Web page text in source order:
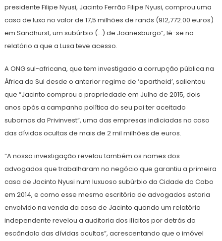
presidente Filipe Nyusi, Jacinto Ferrão Filipe Nyusi, comprou uma
casa de luxo no valor de 17,5 milhões de rands (912,772.00 euros)
em Sandhurst, um subúrbio (…) de Joanesburgo”, lê-se no
relatório a que a Lusa teve acesso.
A ONG sul-africana, que tem investigado a corrupção pública na
África do Sul desde o anterior regime de ‘apartheid’, salientou
que “Jacinto comprou a propriedade em Julho de 2015, dois
anos após a campanha política do seu pai ter aceitado
subornos da Privinvest”, uma das empresas indiciadas no caso
das dívidas ocultas de mais de 2 mil milhões de euros.
“A nossa investigação revelou também os nomes dos
advogados que trabalharam no negócio que garantiu a primeira
casa de Jacinto Nyusi num luxuoso subúrbio da Cidade do Cabo
em 2014, e como esse mesmo escritório de advogados estaria
envolvido na venda da casa de Jacinto quando um relatório
independente revelou a auditoria dos ilícitos por detrás do
escândalo das dívidas ocultas”, acrescentando que o imóvel